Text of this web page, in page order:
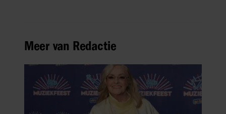
Meer van Redactie